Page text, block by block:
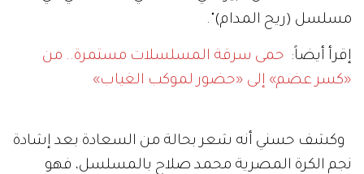
مسلسل (ريح المدام)".
إقرأ أيضاً: حمى سرقة المسلسلات مستمرة.. من
«كسر عضم» إلى «حضور لموكب الغياب»
وكشف حسني أنه شعر بحالة من السعادة بعد إشادة
نجم الكرة المصرية محمد صلاح بالمسلسل، فهو